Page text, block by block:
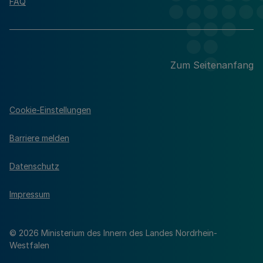
Zum Seitenanfang
© 2026 Ministerium des Innern des Landes Nordrhein-
Westfalen
Cookie-Einstellungen
Barriere melden
Datenschutz
Impressum